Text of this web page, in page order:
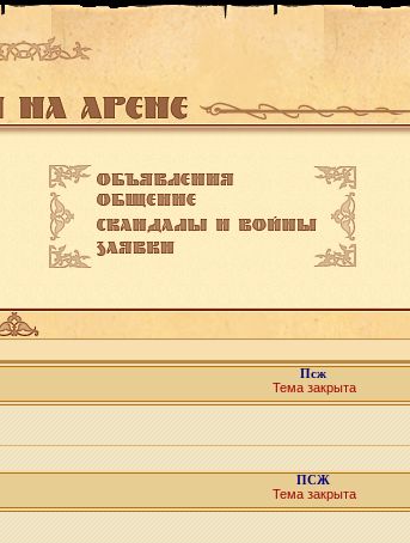
Псж
Тема закрыта
ПСЖ
Тема закрыта